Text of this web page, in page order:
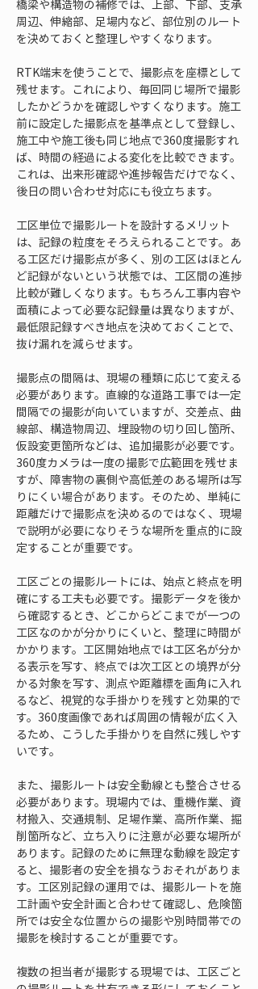
橋梁や構造物の補修では、上部、下部、支承
周辺、伸縮部、足場内など、部位別のルート
を決めておくと整理しやすくなります。
RTK端末を使うことで、撮影点を座標として
残せます。これにより、毎回同じ場所で撮影
したかどうかを確認しやすくなります。施工
前に設定した撮影点を基準点として登録し、
施工中や施工後も同じ地点で360度撮影すれ
ば、時間の経過による変化を比較できます。
これは、出来形確認や進捗報告だけでなく、
後日の問い合わせ対応にも役立ちます。
工区単位で撮影ルートを設計するメリット
は、記録の粒度をそろえられることです。あ
る工区だけ撮影点が多く、別の工区はほとん
ど記録がないという状態では、工区間の進捗
比較が難しくなります。もちろん工事内容や
面積によって必要な記録量は異なりますが、
最低限記録すべき地点を決めておくことで、
抜け漏れを減らせます。
撮影点の間隔は、現場の種類に応じて変える
必要があります。直線的な道路工事では一定
間隔での撮影が向いていますが、交差点、曲
線部、構造物周辺、埋設物の切り回し箇所、
仮設変更箇所などは、追加撮影が必要です。
360度カメラは一度の撮影で広範囲を残せま
すが、障害物の裏側や高低差のある場所は写
りにくい場合があります。そのため、単純に
距離だけで撮影点を決めるのではなく、現場
で説明が必要になりそうな場所を重点的に設
定することが重要です。
工区ごとの撮影ルートには、始点と終点を明
確にする工夫も必要です。撮影データを後か
ら確認するとき、どこからどこまでが一つの
工区なのかが分かりにくいと、整理に時間が
かかります。工区開始地点では工区名が分か
る表示を写す、終点では次工区との境界が分
かる対象を写す、測点や距離標を画角に入れ
るなど、視覚的な手掛かりを残すと効果的で
す。360度画像であれば周囲の情報が広く入
るため、こうした手掛かりを自然に残しやす
いです。
また、撮影ルートは安全動線とも整合させる
必要があります。現場内では、重機作業、資
材搬入、交通規制、足場作業、高所作業、掘
削箇所など、立ち入りに注意が必要な場所が
あります。記録のために無理な動線を設定す
ると、撮影者の安全を損なうおそれがありま
す。工区別記録の運用では、撮影ルートを施
工計画や安全計画と合わせて確認し、危険箇
所では安全な位置からの撮影や別時間帯での
撮影を検討することが重要です。
複数の担当者が撮影する現場では、工区ごと